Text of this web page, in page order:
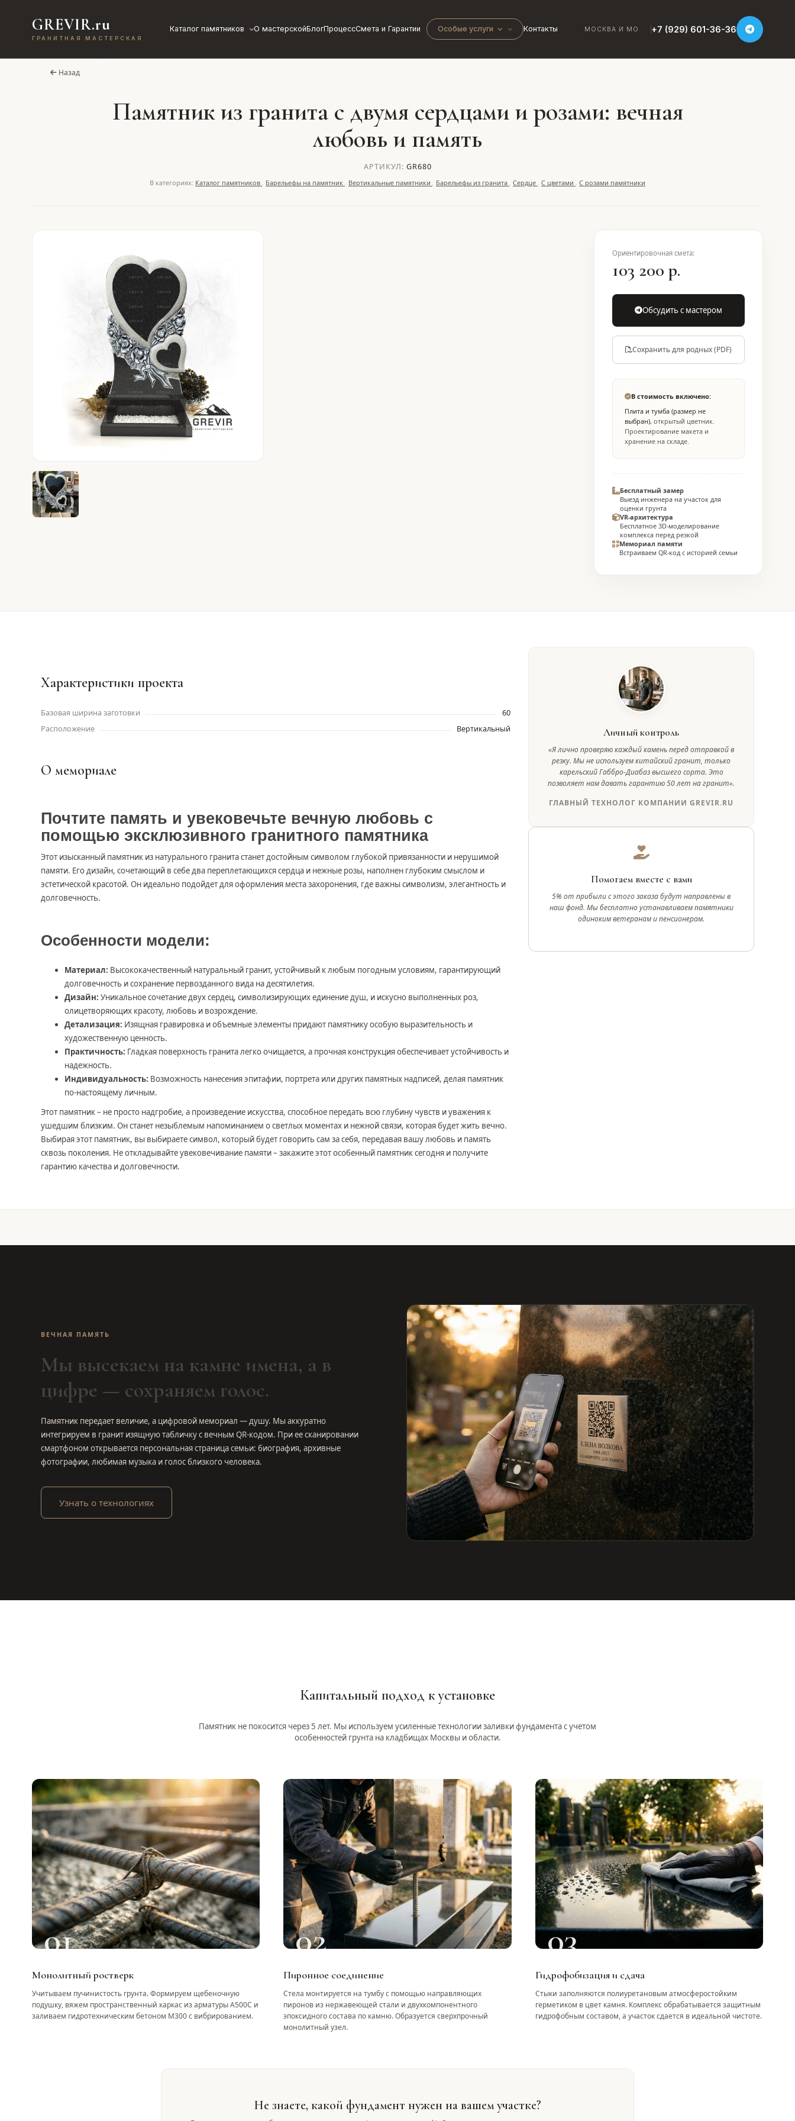
GREVIR.ru
ГРАНИТНАЯ МАСТЕРСКАЯ
Каталог памятников О мастерскойБлогПроцессСмета и Гарантии Особые услуги Контакты МОСКВА И МО +7 (929) 601-36-36
Назад
Памятник из гранита с двумя сердцами и розами: вечная
любовь и память
АРТИКУЛ: GR680
В категориях: Каталог памятников , Барельефы на памятник , Вертикальные памятники , Барельефы из гранита , Сердце , С цветами , С розами памятники
Ориентировочная смета:
103 200 р.
Обсудить с мастером
Сохранить для родных (PDF)
В стоимость включено:
Плита и тумба (размер не
выбран), открытый цветник.
Проектирование макета и
хранение на складе.
Бесплатный замер
Выезд инженера на участок для
оценки грунта
VR-архитектура
Бесплатное 3D-моделирование
комплекса перед резкой
Мемориал памяти
Встраиваем QR-код с историей семьи
Характеристики проекта
Базовая ширина заготовки
60
Расположение
Вертикальный
О мемориале
Почтите память и увековечьте вечную любовь с
помощью эксклюзивного гранитного памятника
Этот изысканный памятник из натурального гранита станет достойным символом глубокой привязанности и нерушимой
памяти. Его дизайн, сочетающий в себе два переплетающихся сердца и нежные розы, наполнен глубоким смыслом и
эстетической красотой. Он идеально подойдет для оформления места захоронения, где важны символизм, элегантность и
долговечность.
Особенности модели:
Материал: Высококачественный натуральный гранит, устойчивый к любым погодным условиям, гарантирующий
долговечность и сохранение первозданного вида на десятилетия.
Дизайн: Уникальное сочетание двух сердец, символизирующих единение душ, и искусно выполненных роз,
олицетворяющих красоту, любовь и возрождение.
Детализация: Изящная гравировка и объемные элементы придают памятнику особую выразительность и
художественную ценность.
Практичность: Гладкая поверхность гранита легко очищается, а прочная конструкция обеспечивает устойчивость и
надежность.
Индивидуальность: Возможность нанесения эпитафии, портрета или других памятных надписей, делая памятник
по-настоящему личным.
Этот памятник – не просто надгробие, а произведение искусства, способное передать всю глубину чувств и уважения к
ушедшим близким. Он станет незыблемым напоминанием о светлых моментах и нежной связи, которая будет жить вечно.
Выбирая этот памятник, вы выбираете символ, который будет говорить сам за себя, передавая вашу любовь и память
сквозь поколения. Не откладывайте увековечивание памяти – закажите этот особенный памятник сегодня и получите
гарантию качества и долговечности.
Личный контроль
«Я лично проверяю каждый камень перед отправкой в
резку. Мы не используем китайский гранит, только
карельский Габбро-Диабаз высшего сорта. Это
позволяет нам давать гарантию 50 лет на гранит».
ГЛАВНЫЙ ТЕХНОЛОГ КОМПАНИИ GREVIR.RU
Помогаем вместе с вами
5% от прибыли с этого заказа будут направлены в
наш фонд. Мы бесплатно устанавливаем памятники
одиноким ветеранам и пенсионерам.
ВЕЧНАЯ ПАМЯТЬ
Мы высекаем на камне имена, а в
цифре — сохраняем голос.
Памятник передает величие, а цифровой мемориал — душу. Мы аккуратно
интегрируем в гранит изящную табличку с вечным QR-кодом. При ее сканировании
смартфоном открывается персональная страница семьи: биография, архивные
фотографии, любимая музыка и голос близкого человека.
Узнать о технологиях
Капитальный подход к установке
Памятник не покосится через 5 лет. Мы используем усиленные технологии заливки фундамента с учетом
особенностей грунта на кладбищах Москвы и области.
01
Монолитный ростверк
Учитываем пучинистость грунта. Формируем щебеночную
подушку, вяжем пространственный каркас из арматуры А500С и
заливаем гидротехническим бетоном М300 с вибрированием.
02
Пиронное соединение
Стела монтируется на тумбу с помощью направляющих
пиронов из нержавеющей стали и двухкомпонентного
эпоксидного состава по камню. Образуется сверхпрочный
монолитный узел.
03
Гидрофобизация и сдача
Стыки заполняются полиуретановым атмосферостойким
герметиком в цвет камня. Комплекс обрабатывается защитным
гидрофобным составом, а участок сдается в идеальной чистоте.
Не знаете, какой фундамент нужен на вашем участке?